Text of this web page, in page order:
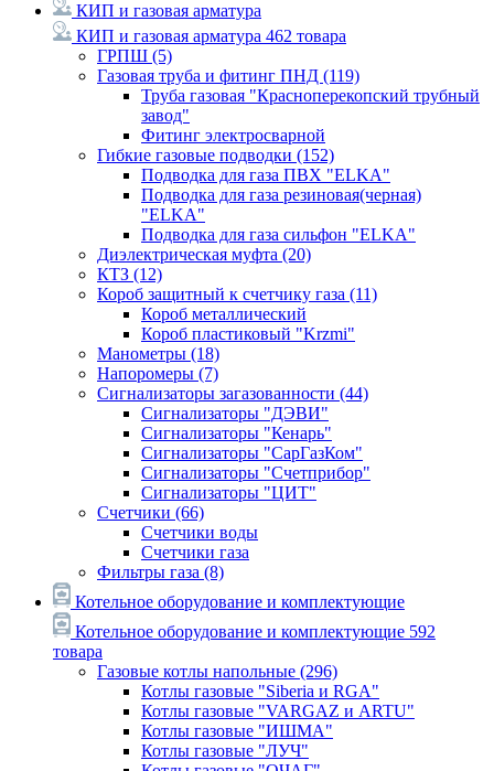
КИП и газовая арматура
КИП и газовая арматура 462 товара
ГРПШ (5)
Газовая труба и фитинг ПНД (119)
Труба газовая "Красноперекопский трубный
завод"
Фитинг электросварной
Гибкие газовые подводки (152)
Подводка для газа ПВХ "ELKA"
Подводка для газа резиновая(черная)
"ELKA"
Подводка для газа сильфон "ELKA"
Диэлектрическая муфта (20)
КТЗ (12)
Короб защитный к счетчику газа (11)
Короб металлический
Короб пластиковый "Krzmi"
Манометры (18)
Напоромеры (7)
Сигнализаторы загазованности (44)
Сигнализаторы "ДЭВИ"
Сигнализаторы "Кенарь"
Сигнализаторы "СарГазКом"
Сигнализаторы "Счетприбор"
Сигнализаторы "ЦИТ"
Счетчики (66)
Счетчики воды
Счетчики газа
Фильтры газа (8)
Котельное оборудование и комплектующие
Котельное оборудование и комплектующие 592
товара
Газовые котлы напольные (296)
Котлы газовые "Siberia и RGA"
Котлы газовые "VARGAZ и ARTU"
Котлы газовые "ИШМА"
Котлы газовые "ЛУЧ"